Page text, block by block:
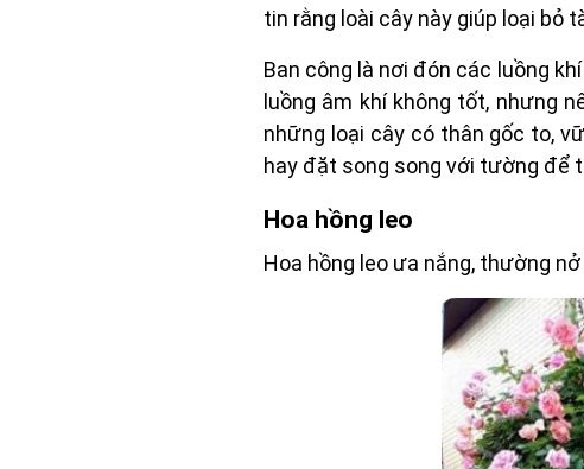
tin rằng loài cây này giúp loại bỏ
Ban công là nơi đón các luồng
luồng âm khí không tốt, nhưng
những loại cây có thân gốc to,
hay đặt song song với tường để
Hoa hồng leo
Hoa hồng leo ưa nắng, thường